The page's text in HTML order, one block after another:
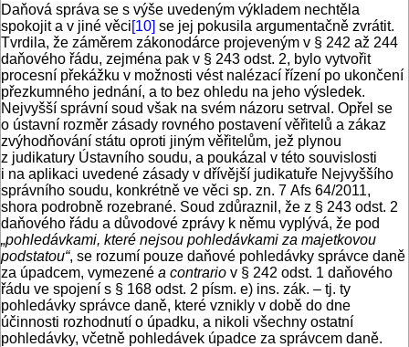
Daňová správa se s výše uvedeným výkladem nechtěla
spokojit a v jiné věci[10] se jej pokusila argumentačně zvrátit.
Tvrdila, že záměrem zákonodárce projeveným v § 242 až 244
daňového řádu, zejména pak v § 243 odst. 2, bylo vytvořit
procesní překážku v možnosti vést nalézací řízení po ukončení
přezkumného jednání, a to bez ohledu na jeho výsledek.
Nejvyšší správní soud však na svém názoru setrval. Opřel se
o ústavní rozměr zásady rovného postavení věřitelů a zákaz
zvýhodňování státu oproti jiným věřitelům, jež plynou
z judikatury Ústavního soudu, a poukázal v této souvislosti
i na aplikaci uvedené zásady v dřívější judikatuře Nejvyššího
správního soudu, konkrétně ve věci sp. zn. 7 Afs 64/2011,
shora podrobně rozebrané. Soud zdůraznil, že z § 243 odst. 2
daňového řádu a důvodové zprávy k němu vyplývá, že pod
„pohledávkami, které nejsou pohledávkami za majetkovou
podstatou“, se rozumí pouze daňové pohledávky správce daně
za úpadcem, vymezené a contrario v § 242 odst. 1 daňového
řádu ve spojení s § 168 odst. 2 písm. e) ins. zák. – tj. ty
pohledávky správce daně, které vznikly v době do dne
účinnosti rozhodnutí o úpadku, a nikoli všechny ostatní
pohledávky, včetně pohledávek úpadce za správcem daně.